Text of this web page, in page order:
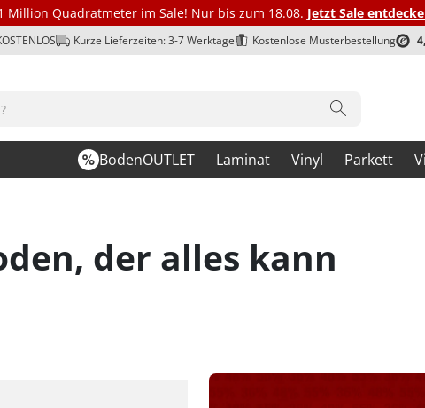
Million Quadratmeter im Sale! Nur bis zum 18.08. Jetzt Sale
Kurze Lieferzeiten: 3-7 Werktage Kostenlose Musterbestellung
BodenOUTLET Laminat Vinyl Parkett
der alles kann